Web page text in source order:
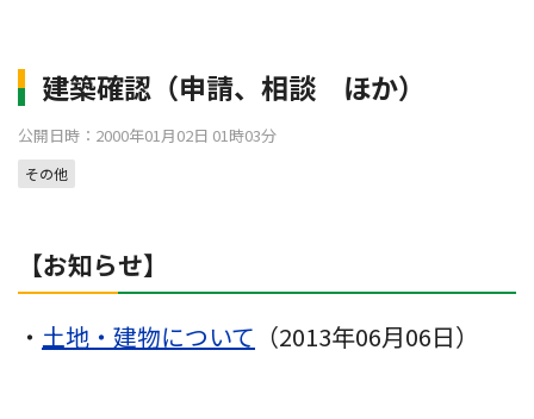
建築確認（申請、相談 ほか）
公開日時：2000年01月02日 01時03分
その他
【お知らせ】
・ 土地・建物について （2013年06月06日）